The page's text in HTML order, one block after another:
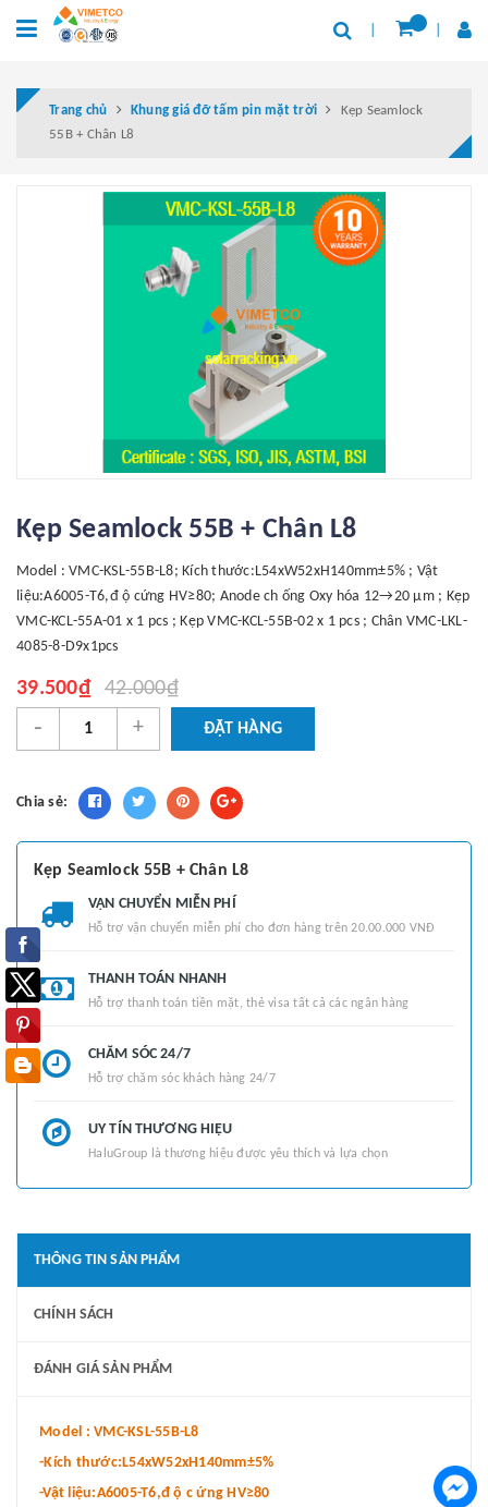
Trang chủ Khung giá đỡ tấm pin mặt trời
Kẹp Seamlock
55B + Chân L8
Kẹp Seamlock 55B + Chân L8
Model : VMC-KSL-55B-L8; Kích thước:L54xW52xH140mm±5% ; Vật
liệu:A6005-T6,đ ộ cứng HV≥80; Anode ch ống Oxy hóa 12→20 µm ; Kẹp
VMC-KCL-55A-01 x 1 pcs ; Kẹp VMC-KCL-55B-02 x 1 pcs ; Chân VMC-LKL-
4085-8-D9x1pcs
39.500₫ 42.000₫
- + ĐẶT HÀNG
Chia sẻ:
Kẹp Seamlock 55B + Chân L8
VẬN CHUYỂN MIỄN PHÍ
Hỗ trợ vận chuyển miễn phí cho đơn hàng trên 20.00.000 VNĐ
THANH TOÁN NHANH
Hỗ trợ thanh toán tiền mặt, thẻ visa tất cả các ngân hàng
CHĂM SÓC 24/7
Hỗ trợ chăm sóc khách hàng 24/7
UY TÍN THƯƠNG HIỆU
HaluGroup là thương hiệu được yêu thích và lựa chọn
THÔNG TIN SẢN PHẨM
CHÍNH SÁCH
ĐÁNH GIÁ SẢN PHẨM
Model : VMC-KSL-55B-L8
-Kích thước:L54xW52xH140mm±5%
-Vật liệu:A6005-T6,đ ộ c ứng HV≥80